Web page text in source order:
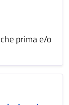
prima e/o